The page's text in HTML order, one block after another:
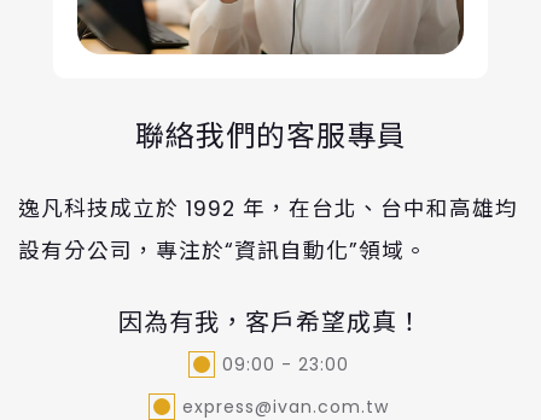
聯絡我們的客服專員
逸凡科技成立於 1992 年，在台北、台中和高雄均
設有分公司，專注於“資訊自動化”領域。
因為有我，客戶希望成真！
09:00 - 23:00
express@ivan.com.tw